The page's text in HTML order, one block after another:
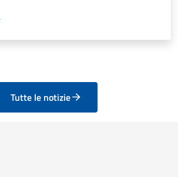
Tutte le notizie